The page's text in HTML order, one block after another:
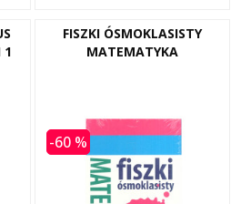
1
FISZKI ÓSMOKLASISTY
MATEMATYKA
-60 %